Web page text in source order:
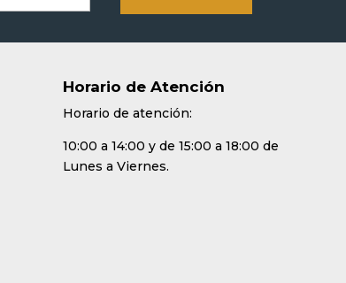
Horario de Atención
Horario de atención:
10:00 a 14:00 y de 15:00 a 18:00 de
Lunes a Viernes.